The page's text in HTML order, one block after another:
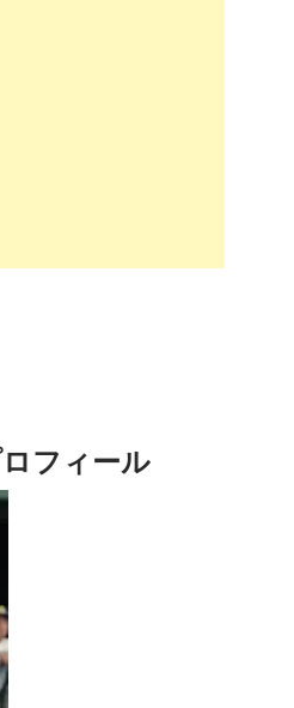
フィール